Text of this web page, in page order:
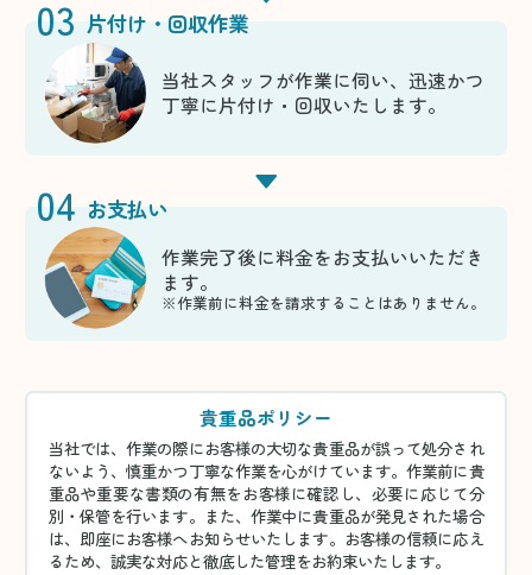
03 片付け・回収作業
当社スタッフが作業に伺い、迅速かつ
丁寧に片付け・回収いたします。
04 お支払い
作業完了後に料金をお支払いいただき
ます。
※作業前に料金を請求することはありません。
貴重品ポリシー
当社では、作業の際にお客様の大切な貴重品が誤って処分され
ないよう、慎重かつ丁寧な作業を心がけています。作業前に貴
重品や重要な書類の有無をお客様に確認し、必要に応じて分
別・保管を行います。また、作業中に貴重品が発見された場合
は、即座にお客様へお知らせいたします。お客様の信頼に応え
るため、誠実な対応と徹底した管理をお約束いたします。